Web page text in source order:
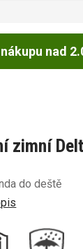
nad
zimní
do deště